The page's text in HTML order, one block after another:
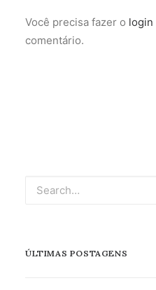
Você precisa fazer o login
comentário.
ÚLTIMAS POSTAGENS